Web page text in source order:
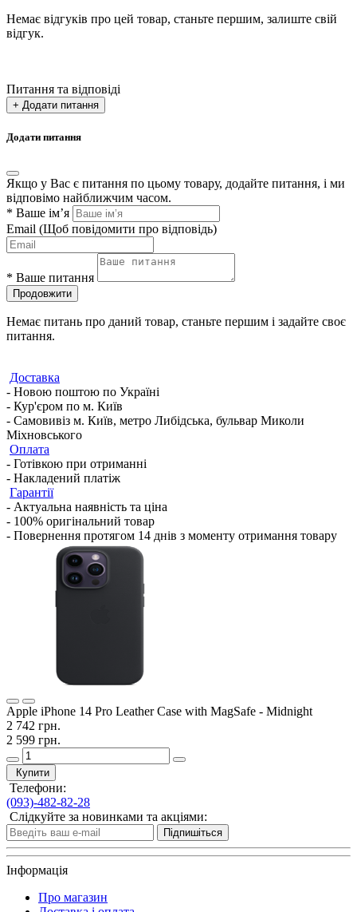
Немає відгуків про цей товар, станьте першим, залиште свій
відгук.
Питання та відповіді
+ Додати питання
Додати питання
Якщо у Вас є питання по цьому товару, додайте питання, і ми
відповімо найближчим часом.
* Ваше ім’я
Email (Щоб повідомити про відповідь)
* Ваше питання
Продовжити
Немає питань про даний товар, станьте першим і задайте своє
питання.
Доставка
- Новою поштою по Україні
- Кур'єром по м. Київ
- Самовивіз м. Київ, метро Либідська, бульвар Миколи
Міхновського
Оплата
- Готівкою при отриманні
- Накладений платіж
Гарантії
- Актуальна наявність та ціна
- 100% оригінальний товар
- Повернення протягом 14 днів з моменту отримання товару
Apple iPhone 14 Pro Leather Case with MagSafe - Midnight
2 742 грн.
2 599 грн.
Купити
Телефони:
(093)-482-82-28
Слідкуйте за новинками та акціями:
Підпишіться
Інформація
Про магазин